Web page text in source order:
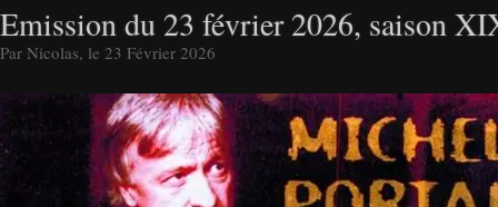
Emission du 23 février 2026, saison
Par Nicolas, le 23 Février 2026